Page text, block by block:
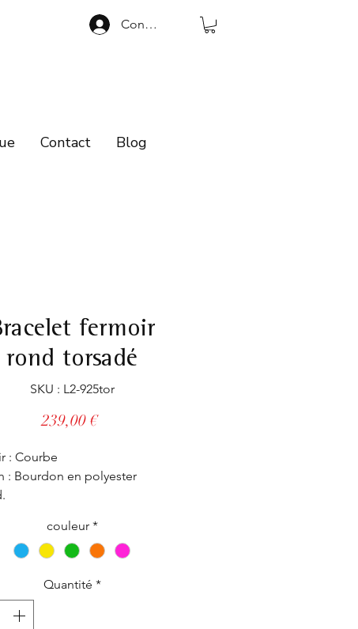
Connexion
Contact Blog
fermoir
rond torsadé
SKU : L2-925tor
239,00 €Prix
: Courbe
: Bourdon en polyester
Entièrement réglable, il s'adapte
les poignets même les plus
dans nos ateliers.
couleur *
Quantité *